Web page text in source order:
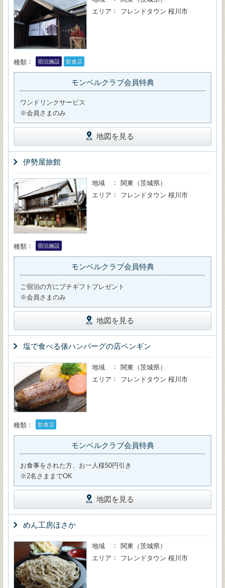
エリア
フレンドタウン 桜川市
種類 宿泊施設 飲食店
モンベルクラブ会員特典
ワンドリンクサービス
※会員さまのみ
地図を見る
伊勢屋旅館
地域
関東（茨城県）
エリア
フレンドタウン 桜川市
種類 宿泊施設
モンベルクラブ会員特典
ご宿泊の方にプチギフトプレゼント
※会員さまのみ
地図を見る
塩で食べる俵ハンバーグの店ペンギン
地域
関東（茨城県）
エリア
フレンドタウン 桜川市
種類 飲食店
モンベルクラブ会員特典
お食事をされた方、お一人様50円引き
※2名さままでOK
地図を見る
めん工房ほさか
地域
関東（茨城県）
エリア
フレンドタウン 桜川市